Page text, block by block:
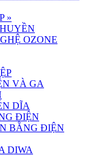
»
OZONE
VÀ GA
DĨA
ĐIỆN
BẰNG ĐIỆN
DIWA